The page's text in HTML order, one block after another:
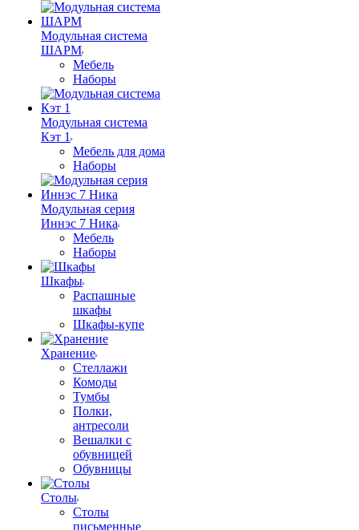
Модульная система
ШАРМ
Мебель
Наборы
Модульная система
Кэт 1
Мебель для дома
Наборы
Модульная серия
Иннэс 7 Ника
Мебель
Наборы
Шкафы
Распашные
шкафы
Шкафы-купе
Хранение
Стеллажи
Комоды
Тумбы
Полки,
антресоли
Вешалки с
обувницей
Обувницы
Столы
Столы
письменные